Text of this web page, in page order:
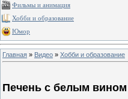
Фильмы и анимация
Хобби и образование
Юмор
Главная » Видео » Хобби и образование
Печень с белым вином